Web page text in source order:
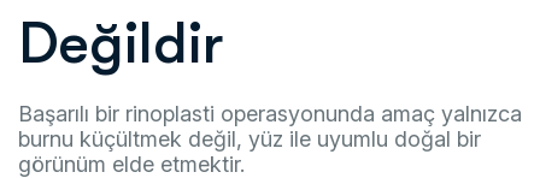
Değildir
Başarılı bir rinoplasti operasyonunda amaç yalnızca
burnu küçültmek değil, yüz ile uyumlu doğal bir
görünüm elde etmektir.